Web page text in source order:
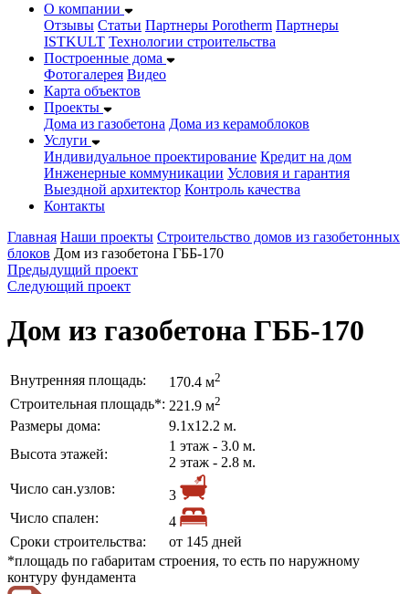
О компании
Отзывы Статьи Партнеры Porotherm Партнеры
ISTKULT Технологии строительства
Построенные дома
Фотогалерея Видео
Карта объектов
Проекты
Дома из газобетонa Дома из керамоблоков
Услуги
Индивидуальное проектирование Кредит на дом
Инженерные коммуникации Условия и гарантия
Выездной архитектор Контроль качества
Контакты
Главная Наши проекты Строительство домов из газобетонных
блоков Дом из газобетона ГББ-170
Предыдущий проект
Следующий проект
Дом из газобетона ГББ-170
Внутренняя площадь: 170.4 м2
Строительная площадь*: 221.9 м2
Размеры дома:
9.1х12.2 м.
Высота этажей:
1 этаж - 3.0 м.
2 этаж - 2.8 м.
Число сан.узлов:
3
Число спален:
4
Сроки строительства:
от 145 дней
*площадь по габаритам строения, то есть по наружному
контуру фундамента